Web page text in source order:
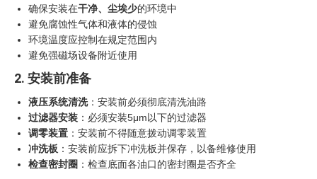
确保安装在干净、尘埃少的环境中
避免腐蚀性气体和液体的侵蚀
环境温度应控制在规定范围内
避免强磁场设备附近使用
2. 安装前准备
液压系统清洗：安装前必须彻底清洗油路
过滤器安装 ：必须安装5μm以下的过滤器
调零装置 ：安装前不得随意拨动调零装置
冲洗板 ：安装前应拆下冲洗板并保存，以备维修使用
检查密封圈 ：检查底面各油口的密封圈是否齐全